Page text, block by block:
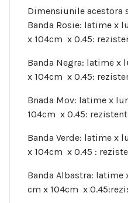
Dimensiunile acestora
Banda Rosie: latime x
x 104cm x 0.45:
Banda Negra: latime x
x 104cm x 0.45:
Bnada Mov: latime x
104cm x 0.45:
Banda Verde: latime x
x 104cm x 0.45 :
Banda Albastra:
cm x 104cm x